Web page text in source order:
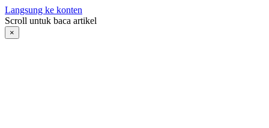
Langsung ke konten
Scroll untuk baca artikel
×